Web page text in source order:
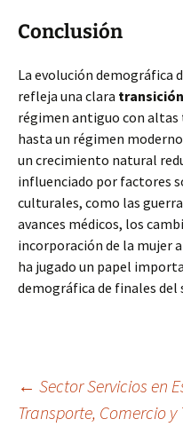
Conclusión
La evolución demográfica
refleja una clara
régimen antiguo con altas
hasta un régimen
un crecimiento natural
influenciado por factores
culturales, como las
avances médicos, los
incorporación de la mujer
ha jugado un papel
demográfica de finales del
← Sector Servicios en
Transporte, Comercio y